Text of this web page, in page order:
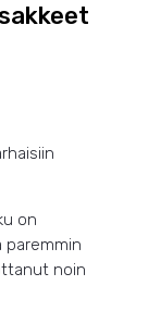
on
paremmin
noin